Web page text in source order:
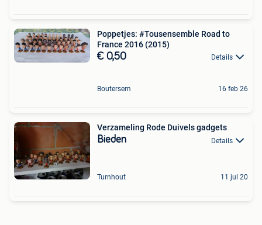
Poppetjes: #Tousensemble Road to
France 2016 (2015)
€ 0,50 Details
Boutersem 16 feb 26
Verzameling Rode Duivels gadgets
Bieden Details
Turnhout 11 jul 20